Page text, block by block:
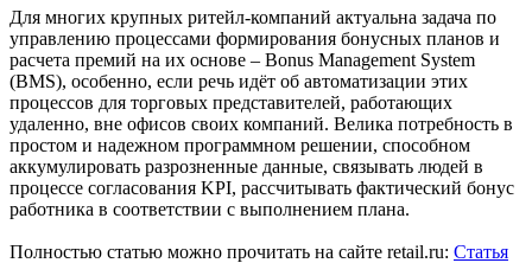
Для многих крупных ритейл-компаний актуальна задача по
управлению процессами формирования бонусных планов и
расчета премий на их основе – Bonus Management System
(BMS), особенно, если речь идёт об автоматизации этих
процессов для торговых представителей, работающих
удаленно, вне офисов своих компаний. Велика потребность в
простом и надежном программном решении, способном
аккумулировать разрозненные данные, связывать людей в
процессе согласования KPI, рассчитывать фактический бонус
работника в соответствии с выполнением плана.
Полностью статью можно прочитать на сайте retail.ru: Статья